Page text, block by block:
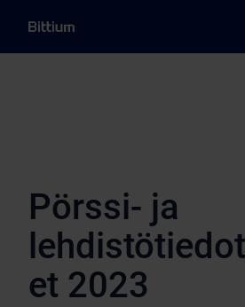
Pörssi- ja
et 2023